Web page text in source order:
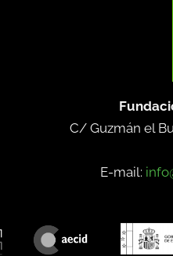
C/ Guzmán el
E-mail: